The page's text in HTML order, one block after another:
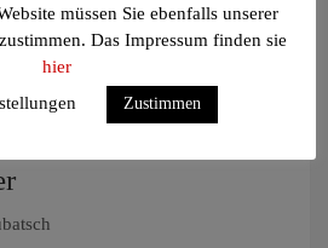
müssen Sie ebenfalls unserer
zustimmen. Das Impressum finden sie
hier
Zustimmen